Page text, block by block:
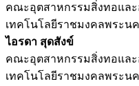
คณะอุตสาหกรรมสิ่งทอแล
เทคโนโลยีราชมงคลพระน
ไอรดา สุดสังข์
คณะอุตสาหกรรมสิ่งทอแล
เทคโนโลยีราชมงคลพระน